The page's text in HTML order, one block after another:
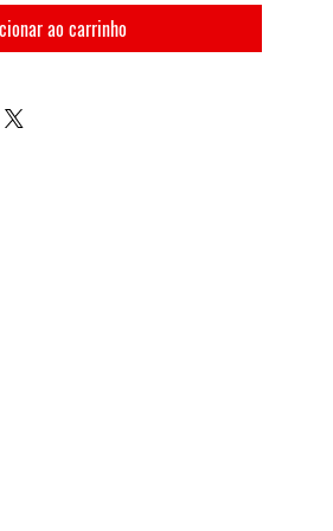
ao carrinho